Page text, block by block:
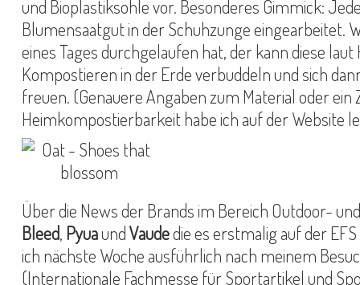
und Bioplastiksohle vor. Besonderes Gimmick:
Blumensaatgut in der Schuhzunge eingearbeitet.
eines Tages durchgelaufen hat, der kann diese
Kompostieren in der Erde verbuddeln und sich
freuen. (Genauere Angaben zum Material oder
Heimkompostierbarkeit habe ich auf der Website
Über die News der Brands im Bereich Outdoor-
Bleed, PyuaundVaudedie es erstmalig auf der
ich nächste Woche ausführlich nach meinem
(Internationale Fachmesse für Sportartikel und